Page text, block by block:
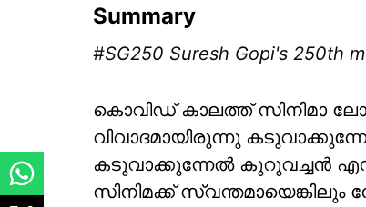
Summary
#SG250 Suresh Gopi's 250th
കൊവിഡ് കാലത്ത് സിനിമാ
വിവാദമായിരുന്നു
കടുവാക്കുന്നേല്‍ കുറുവച്ചന്‍
സിനിമക്ക്